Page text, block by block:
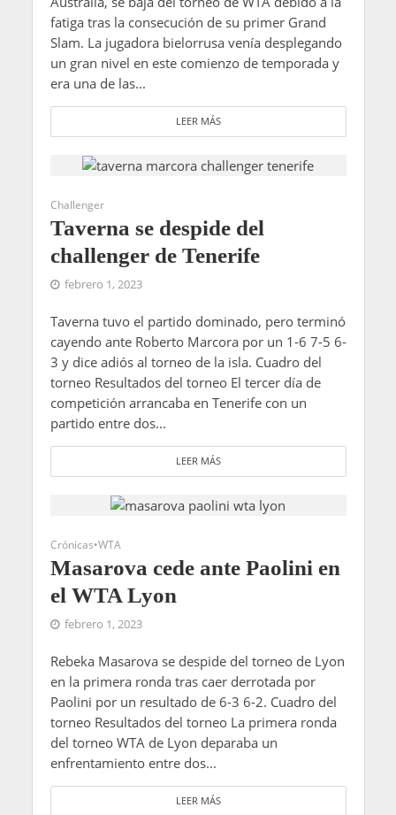
fatiga tras la consecución de su primer Grand
Slam. La jugadora bielorrusa venía desplegando
un gran nivel en este comienzo de temporada y
era una de las...
LEER MÁS
Challenger
Taverna se despide del
challenger de Tenerife
febrero 1, 2023
Taverna tuvo el partido dominado, pero terminó
cayendo ante Roberto Marcora por un 1-6 7-5 6-
3 y dice adiós al torneo de la isla. Cuadro del
torneo Resultados del torneo El tercer día de
competición arrancaba en Tenerife con un
partido entre dos...
LEER MÁS
Crónicas•WTA
Masarova cede ante Paolini en
el WTA Lyon
febrero 1, 2023
Rebeka Masarova se despide del torneo de Lyon
en la primera ronda tras caer derrotada por
Paolini por un resultado de 6-3 6-2. Cuadro del
torneo Resultados del torneo La primera ronda
del torneo WTA de Lyon deparaba un
enfrentamiento entre dos...
LEER MÁS